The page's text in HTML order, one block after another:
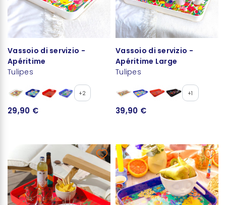
Vassoio di servizio -
Apéritime
Tulipes
+2
29,90 €
Vassoio di servizio -
Apéritime Large
Tulipes
+1
39,90 €